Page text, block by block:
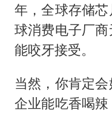
年，全球存储
球消费电子厂
能咬牙接受。
当然，你肯定
企业能吃香喝